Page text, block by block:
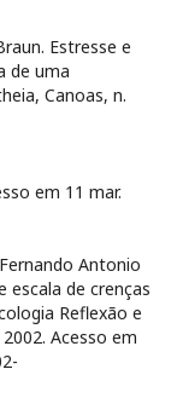
Estresse e
de uma
Canoas, n.
em 11 mar.
Antonio
escala de crenças
Reflexão e
Acesso em